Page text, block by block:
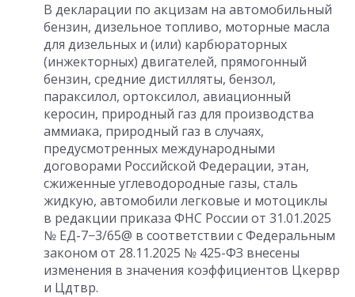
В декларации по акцизам на автомобильный
бензин, дизельное топливо, моторные масла
для дизельных и (или) карбюраторных
(инжекторных) двигателей, прямогонный
бензин, средние дистилляты, бензол,
параксилол, ортоксилол, авиационный
керосин, природный газ для производства
аммиака, природный газ в случаях,
предусмотренных международными
договорами Российской Федерации, этан,
сжиженные углеводородные газы, сталь
жидкую, автомобили легковые и мотоциклы
в редакции приказа ФНС России от 31.01.2025
№ ЕД-7−3/65@ в соответствии с Федеральным
законом от 28.11.2025 № 425-ФЗ внесены
изменения в значения коэффициентов Цкервр
и Цдтвр.